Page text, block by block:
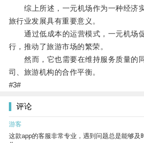
综上所述，一元机场作为一种经济
旅行业发展具有重要意义。
通过低成本的运营模式，一元机场
行，推动了旅游市场的繁荣。
然而，它也需要在维持服务质量的
司、旅游机构的合作平衡。
#3#
评论
游客
这款app的客服非常专业，遇到问题总是能够及